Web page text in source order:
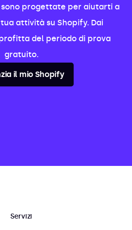
progettate per aiutarti a
attività su Shopify. Dai
del periodo di prova
gratuito.
il mio Shopify
Servizi